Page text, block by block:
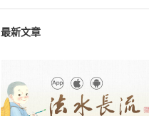
最新文章